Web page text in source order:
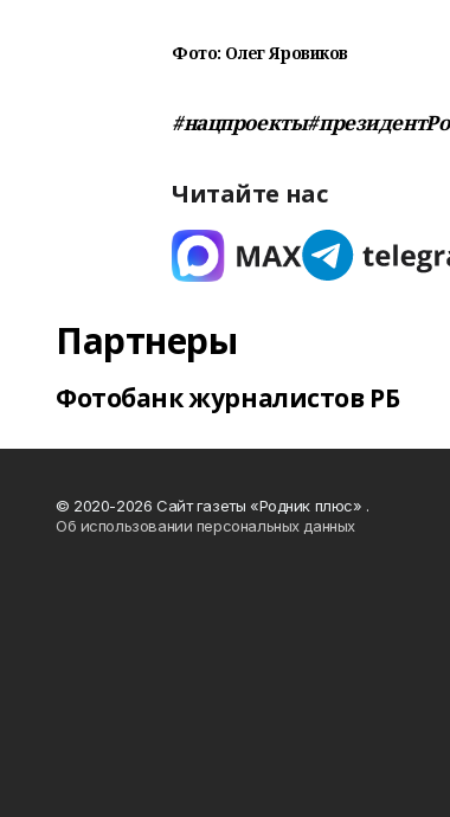
Фото: Олег Яровиков
Читайте нас
Партнеры
Фотобанк журналистов РБ
© 2020-2026 Сайт газеты «Родник плюс» .
Об использовании персональных данных